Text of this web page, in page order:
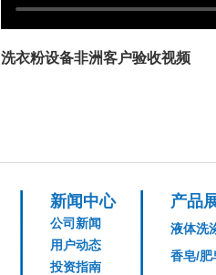
洗衣粉设备非洲客户验收视频
新闻中心
公司新闻
用户动态
投资指南
产品
液体洗
香皂/肥